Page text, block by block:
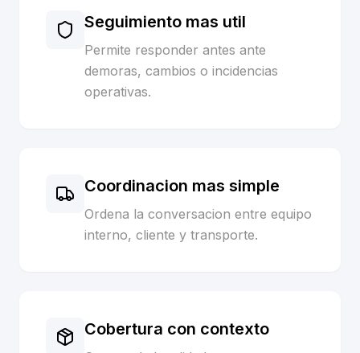
Seguimiento mas util
Permite responder antes ante
demoras, cambios o incidencias
operativas.
Coordinacion mas simple
Ordena la conversacion entre equipo
interno, cliente y transporte.
Cobertura con contexto